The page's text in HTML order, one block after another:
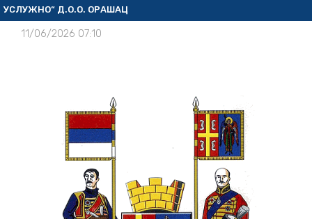
УСЛУЖНО“ Д.О.О. ОРАШАЦ
11/06/2026 07:10